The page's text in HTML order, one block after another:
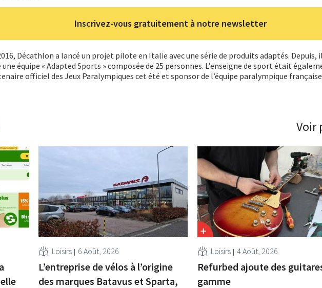
Inscrivez-vous gratuitement à notre newsletter
Décathlon a lancé un projet pilote en Italie avec une série de produits adaptés. Depuis,
une équipe « Adapted Sports » composée de 25 personnes. L’enseigne de sport était
officiel des Jeux Paralympiques cet été et sponsor de l’équipe paralympique
Voir
Loisirs 6 Août, 2026
L’entreprise de vélos à l’origine
des marques Batavus et Sparta,
Loisirs 4 Août, 2026
Refurbed ajoute des
gamme